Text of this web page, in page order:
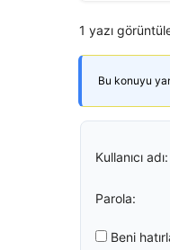
1 yazı
Bu konuyu
Kullanıcı adı:
Parola:
Beni